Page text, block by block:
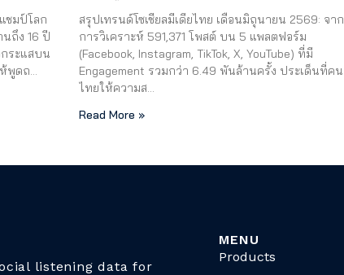
ชมป์โลก
ถึง 16 ปี
ระแสบน
ห้พูดถ…
สรุปเทรนด์โซเชียลมีเดียไทย เดือนมิถุนายน 2569: จาก
การวิเคราะห์ 591,371 โพสต์ บน 5 แพลตฟอร์ม
(Facebook, Instagram, TikTok, X, YouTube) ที่มี
Engagement รวมกว่า 6.49 พันล้านครั้ง ประเด็นที่คน
ไทยให้ความส…
Read More »
listening data for
MENU
Products